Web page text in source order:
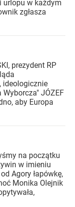
urlopu w każdym
zgłasza
prezydent RP
ideologicznie
JÓZEF
aby Europa
na początku
w imieniu
Agory łapówkę,
Monika Olejnik